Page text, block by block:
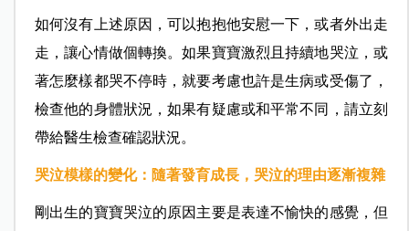
如何沒有上述原因，可以抱抱他安慰一下，或者外出走
走，讓心情做個轉換。如果寶寶激烈且持續地哭泣，或
著怎麼樣都哭不停時，就要考慮也許是生病或受傷了，
檢查他的身體狀況，如果有疑慮或和平常不同，請立刻
帶給醫生檢查確認狀況。
哭泣模樣的變化： 隨著發育成長，哭泣的理由逐漸複雜
剛出生的寶寶哭泣的原因主要是表達不愉快的感覺，但